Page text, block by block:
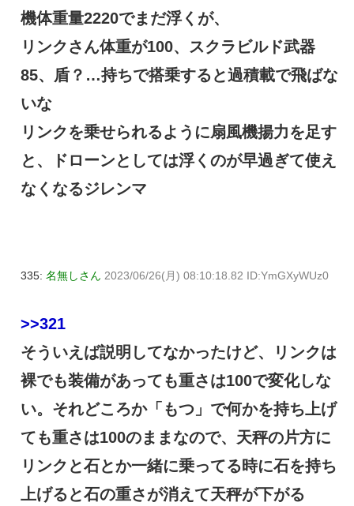
機体重量2220でまだ浮くが、
リンクさん体重が100、スクラビルド武器
85、盾？…持ちで搭乗すると過積載で飛ばな
いな
リンクを乗せられるように扇風機揚力を足す
と、ドローンとしては浮くのが早過ぎて使え
なくなるジレンマ
335: 名無しさん 2023/06/26(月) 08:10:18.82 ID:YmGXyWUz0
>>321
そういえば説明してなかったけど、リンクは
裸でも装備があっても重さは100で変化しな
い。それどころか「もつ」で何かを持ち上げ
ても重さは100のままなので、天秤の片方に
リンクと石とか一緒に乗ってる時に石を持ち
上げると石の重さが消えて天秤が下がる